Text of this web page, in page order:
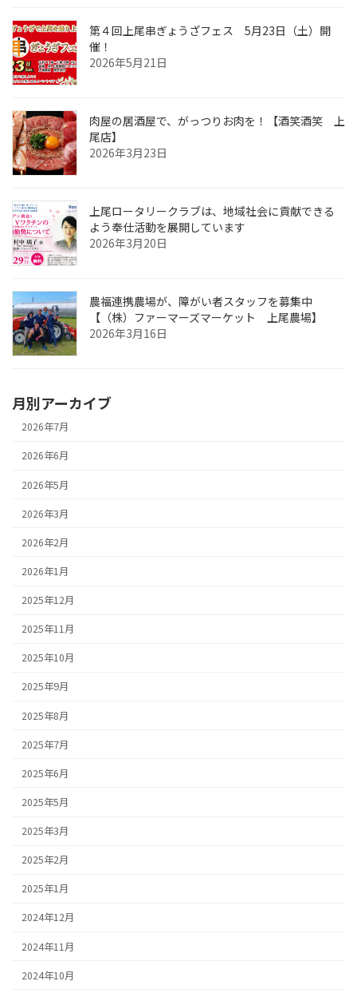
第４回上尾串ぎょうざフェス 5月23日（土）開
催！
2026年5月21日
肉屋の居酒屋で、がっつりお肉を！【酒笑酒笑 上
尾店】
2026年3月23日
上尾ロータリークラブは、地域社会に貢献できる
よう奉仕活動を展開しています
2026年3月20日
農福連携農場が、障がい者スタッフを募集中
【（株）ファーマーズマーケット 上尾農場】
2026年3月16日
月別アーカイブ
2026年7月
2026年6月
2026年5月
2026年3月
2026年2月
2026年1月
2025年12月
2025年11月
2025年10月
2025年9月
2025年8月
2025年7月
2025年6月
2025年5月
2025年3月
2025年2月
2025年1月
2024年12月
2024年11月
2024年10月